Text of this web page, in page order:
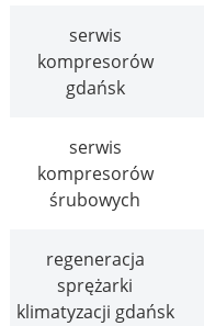
serwis
kompresorów
gdańsk
serwis
kompresorów
śrubowych
regeneracja
sprężarki
klimatyzacji gdańsk